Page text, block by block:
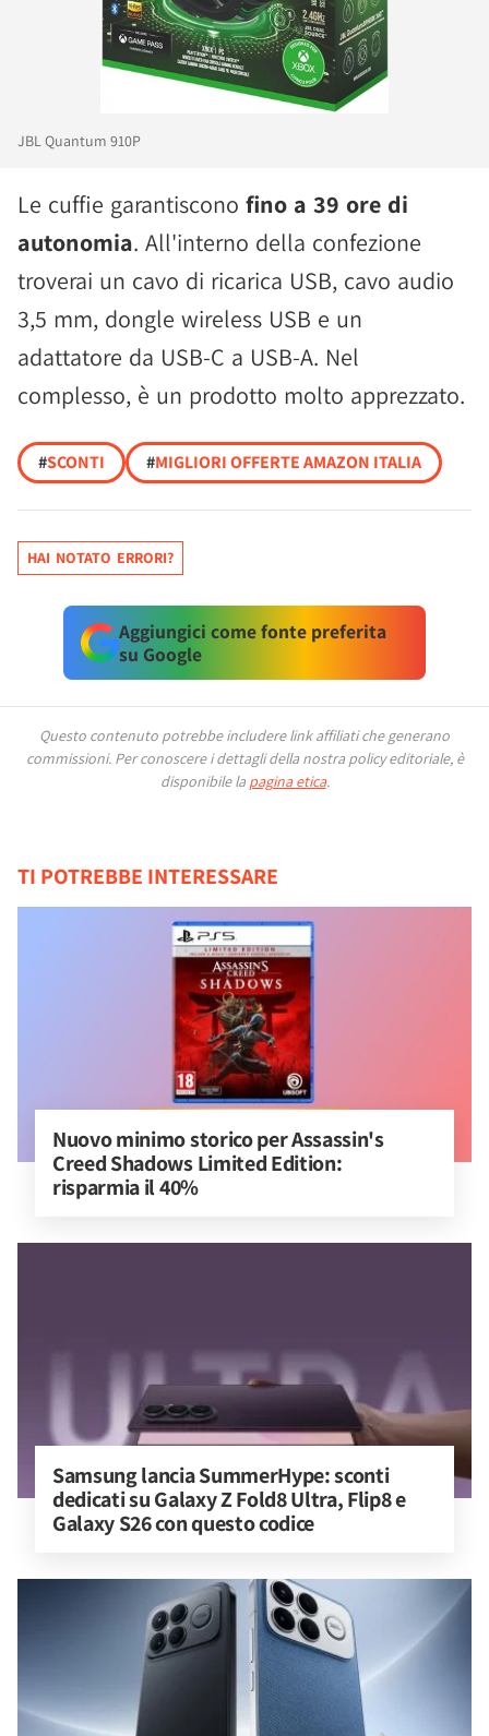
JBL Quantum 910P
Le cuffie garantiscono fino a 39 ore di
autonomia. All'interno della confezione
troverai un cavo di ricarica USB, cavo audio
3,5 mm, dongle wireless USB e un
adattatore da USB-C a USB-A. Nel
complesso, è un prodotto molto apprezzato.
#SCONTI #MIGLIORI OFFERTE AMAZON ITALIA
HAI NOTATO ERRORI?
Aggiungici come fonte preferita
su Google
Questo contenuto potrebbe includere link affiliati che generano
commissioni. Per conoscere i dettagli della nostra policy editoriale, è
disponibile la pagina etica.
TI POTREBBE INTERESSARE
Nuovo minimo storico per Assassin's
Creed Shadows Limited Edition:
risparmia il 40%
Samsung lancia SummerHype: sconti
dedicati su Galaxy Z Fold8 Ultra, Flip8 e
Galaxy S26 con questo codice